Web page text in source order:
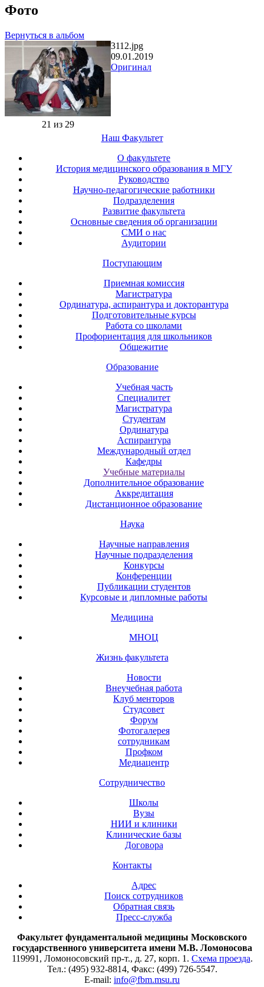
Фото
Вернуться в альбом
21 из 29
3112.jpg
09.01.2019
Оригинал
Наш Факультет
О факультете
История медицинского образования в МГУ
Руководство
Научно-педагогические работники
Подразделения
Развитие факультета
Основные сведения об организации
СМИ о нас
Аудитории
Поступающим
Приемная комиссия
Магистратура
Ординатура, аспирантура и докторантура
Подготовительные курсы
Работа со школами
Профориентация для школьников
Общежитие
Образование
Учебная часть
Специалитет
Магистратура
Студентам
Ординатура
Аспирантура
Международный отдел
Кафедры
Учебные материалы
Дополнительное образование
Аккредитация
Дистанционное образование
Наука
Научные направления
Научные подразделения
Конкурсы
Конференции
Публикации студентов
Курсовые и дипломные работы
Медицина
МНОЦ
Жизнь факультета
Новости
Внеучебная работа
Клуб менторов
Студсовет
Форум
Фотогалерея
сотрудникам
Профком
Медиацентр
Сотрудничество
Школы
Вузы
НИИ и клиники
Клинические базы
Договора
Контакты
Адрес
Поиск сотрудников
Обратная связь
Пресс-служба
Факультет фундаментальной медицины Московского
государственного университета имени М.В. Ломоносова
119991, Ломоносовский пр-т., д. 27, корп. 1. Схема проезда.
Тел.: (495) 932-8814, Факс: (499) 726-5547.
E-mail: info@fbm.msu.ru